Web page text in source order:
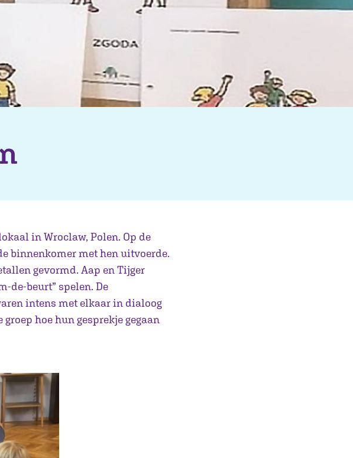
in Wroclaw, Polen. Op de
binnenkomer met hen uitvoerde.
gevormd. Aap en Tijger
de-beurt” spelen. De
intens met elkaar in dialoog
hoe hun gesprekje gegaan